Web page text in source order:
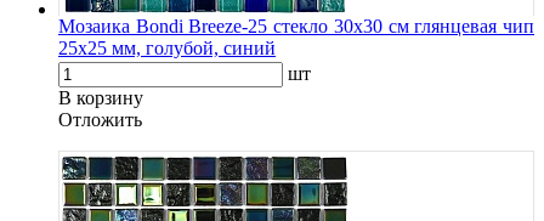
Мозаика Bondi Breeze-25 стекло 30х30 см глянцевая чип
25х25 мм, голубой, синий
шт
В корзину
Oтложить